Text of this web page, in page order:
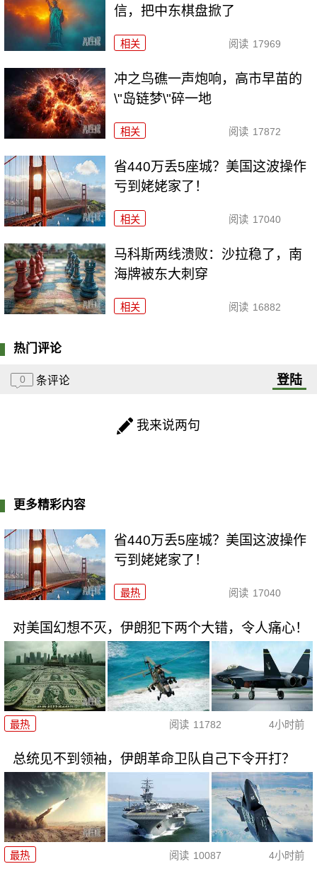
信，把中东棋盘掀了
相关 阅读 17969
冲之鸟礁一声炮响，高市早苗的
\"岛链梦\"碎一地
相关 阅读 17872
省440万丢5座城？美国这波操作
亏到姥姥家了！
相关 阅读 17040
马科斯两线溃败：沙拉稳了，南
海牌被东大刺穿
相关 阅读 16882
热门评论
0 条评论 登陆
我来说两句
更多精彩内容
省440万丢5座城？美国这波操作
亏到姥姥家了！
最热 阅读 17040
对美国幻想不灭，伊朗犯下两个大错，令人痛心！
最热 阅读 11782 4小时前
总统见不到领袖，伊朗革命卫队自己下令开打？
最热 阅读 10087 4小时前